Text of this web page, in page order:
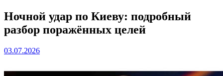
Ночной удар по Киеву: подробный
разбор поражённых целей
03.07.2026